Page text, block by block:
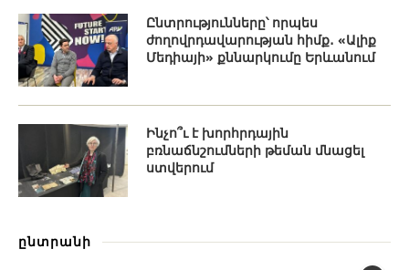
Ընտրությունները՝ որպես
ժողովրդավարության հիմք․ «Ալիք
Մեդիայի» քննարկումը Երևանում
Ինչո՞ւ է խորհրդային
բռնաճնշումների թեման մնացել
ստվերում
ընտրանի